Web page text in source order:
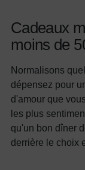
Cadeaux
moins de
Normalisons
dépensez pour
d'amour que
les plus
qu'un bon dîner
derrière le choix